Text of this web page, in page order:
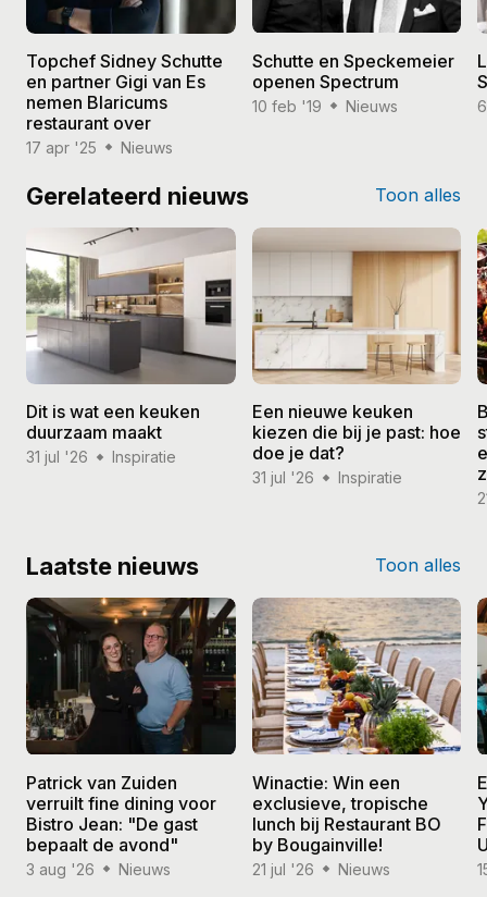
Topchef Sidney Schutte
en partner Gigi van Es
nemen Blaricums
restaurant over
17 apr '25 Nieuws
Schutte en Speckemeier
openen Spectrum
10 feb '19 Nieuws
Gerelateerd nieuws Toon alles
Dit is wat een keuken
duurzaam maakt
31 jul '26 Inspiratie
Een nieuwe keuken
kiezen die bij je past: hoe
doe je dat?
31 jul '26 Inspiratie
Laatste nieuws Toon alles
Patrick van Zuiden
verruilt fine dining voor
Bistro Jean: "De gast
bepaalt de avond"
3 aug '26 Nieuws
Winactie: Win een
exclusieve, tropische
lunch bij Restaurant BO
by Bougainville!
21 jul '26 Nieuws